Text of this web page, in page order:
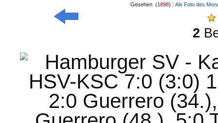
Gesehen (1898) | Als Foto des
2